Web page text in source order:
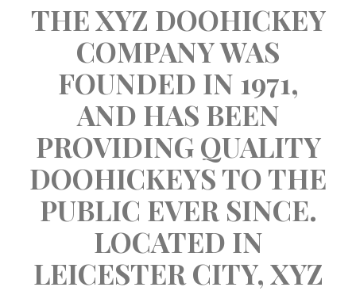
THE XYZ DOOHICKEY
COMPANY WAS
FOUNDED IN 1971,
AND HAS BEEN
PROVIDING QUALITY
DOOHICKEYS TO THE
PUBLIC EVER SINCE.
LOCATED IN
LEICESTER CITY, XYZ